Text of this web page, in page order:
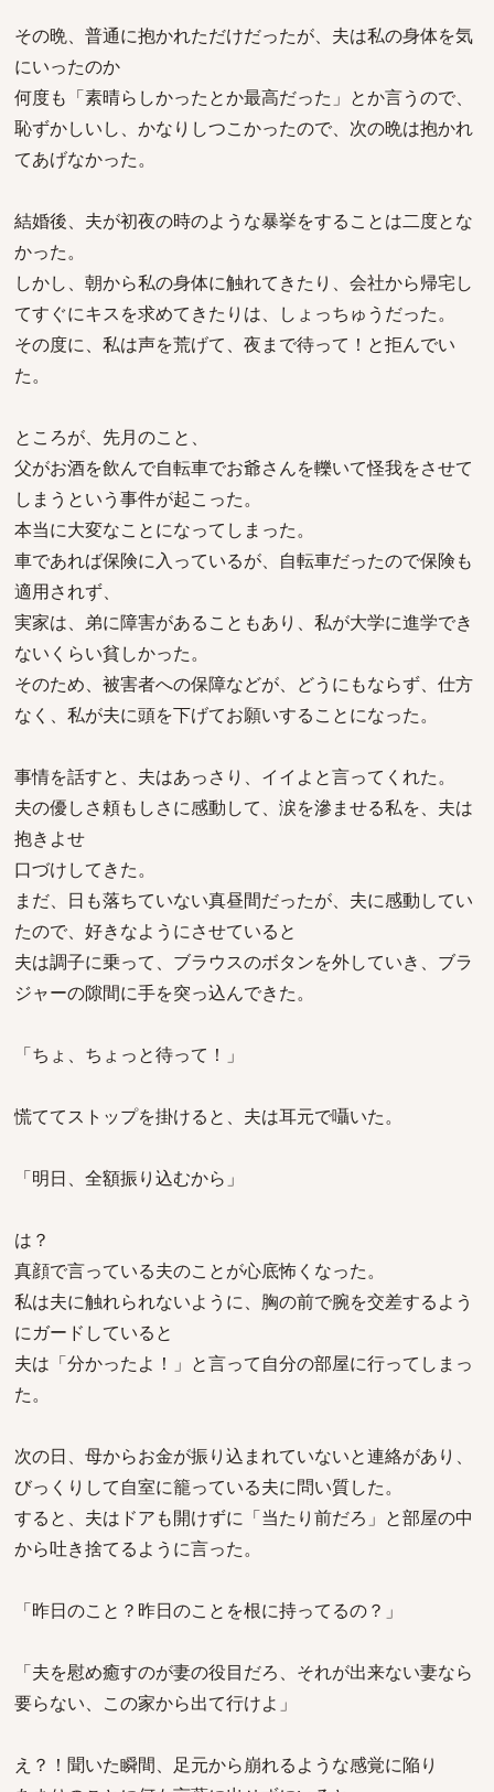
その晩、普通に抱かれただけだったが、夫は私の身体を気
にいったのか
何度も「素晴らしかったとか最高だった」とか言うので、
恥ずかしいし、かなりしつこかったので、次の晩は抱かれ
てあげなかった。
結婚後、夫が初夜の時のような暴挙をすることは二度とな
かった。
しかし、朝から私の身体に触れてきたり、会社から帰宅し
てすぐにキスを求めてきたりは、しょっちゅうだった。
その度に、私は声を荒げて、夜まで待って！と拒んでい
た。
ところが、先月のこと、
父がお酒を飲んで自転車でお爺さんを轢いて怪我をさせて
しまうという事件が起こった。
本当に大変なことになってしまった。
車であれば保険に入っているが、自転車だったので保険も
適用されず、
実家は、弟に障害があることもあり、私が大学に進学でき
ないくらい貧しかった。
そのため、被害者への保障などが、どうにもならず、仕方
なく、私が夫に頭を下げてお願いすることになった。
事情を話すと、夫はあっさり、イイよと言ってくれた。
夫の優しさ頼もしさに感動して、涙を滲ませる私を、夫は
抱きよせ
口づけしてきた。
まだ、日も落ちていない真昼間だったが、夫に感動してい
たので、好きなようにさせていると
夫は調子に乗って、ブラウスのボタンを外していき、ブラ
ジャーの隙間に手を突っ込んできた。
「ちょ、ちょっと待って！」
慌ててストップを掛けると、夫は耳元で囁いた。
「明日、全額振り込むから」
は？
真顔で言っている夫のことが心底怖くなった。
私は夫に触れられないように、胸の前で腕を交差するよう
にガードしていると
夫は「分かったよ！」と言って自分の部屋に行ってしまっ
た。
次の日、母からお金が振り込まれていないと連絡があり、
びっくりして自室に籠っている夫に問い質した。
すると、夫はドアも開けずに「当たり前だろ」と部屋の中
から吐き捨てるように言った。
「昨日のこと？昨日のことを根に持ってるの？」
「夫を慰め癒すのが妻の役目だろ、それが出来ない妻なら
要らない、この家から出て行けよ」
え？！聞いた瞬間、足元から崩れるような感覚に陥り